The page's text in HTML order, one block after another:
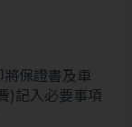
保證書及車
)記入必要事項